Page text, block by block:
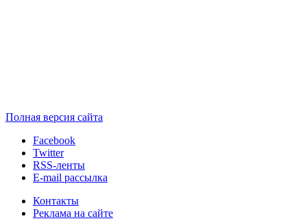
Полная версия сайта
Facebook
Twitter
RSS-ленты
E-mail рассылка
Контакты
Реклама на сайте